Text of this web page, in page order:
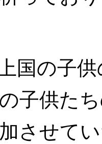
国の子
子供た
させて